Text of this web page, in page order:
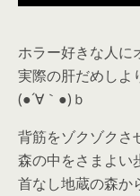
ホラー好きな人に
実際の肝だめしよ
(●´∀｀●)ｂ
背筋をゾクゾクさ
森の中をさまよい
首なし地蔵の森か